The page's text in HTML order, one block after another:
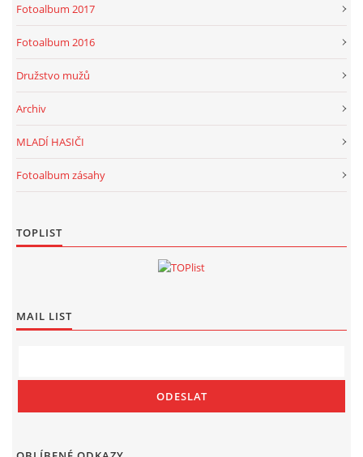
Fotoalbum 2017
Fotoalbum 2016
Družstvo mužů
Archiv
MLADÍ HASIČI
Fotoalbum zásahy
TOPLIST
MAIL LIST